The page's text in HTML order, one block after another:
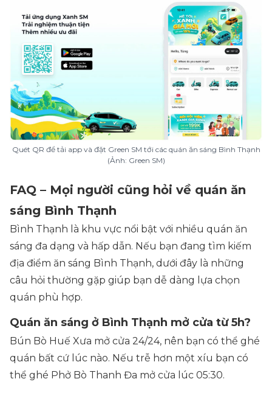
Quét QR để tải app và đặt Green SM tới các quán ăn sáng Bình Thạnh
(Ảnh: Green SM)
FAQ – Mọi người cũng hỏi về quán ăn
sáng Bình Thạnh
Bình Thạnh là khu vực nổi bật với nhiều quán ăn
sáng đa dạng và hấp dẫn. Nếu bạn đang tìm kiếm
địa điểm ăn sáng Bình Thạnh, dưới đây là những
câu hỏi thường gặp giúp bạn dễ dàng lựa chọn
quán phù hợp.
Quán ăn sáng ở Bình Thạnh mở cửa từ 5h?
Bún Bò Huế Xưa mở cửa 24/24, nên bạn có thể ghé
quán bất cứ lúc nào. Nếu trễ hơn một xíu bạn có
thể ghé Phở Bò Thanh Đa mở cửa lúc 05:30.